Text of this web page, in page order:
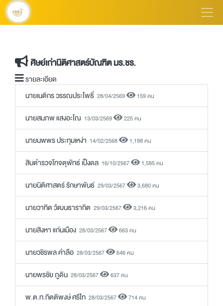
ศิษย์เก่านิติศาสตร์บัณฑิต มร.ชร.
รายละเอียด
นายเนติกร วรรณประโพธิ์ 28/04/2569 159 คน
นายสมภพ แสงอะโณ 13/03/2569 225 คน
นายนพพร ประทุมเหง่า 14/02/2568 1,198 คน
สิบตำรวจโทจตุพัทธ์ เป็งดล 16/10/2567 1,585 คน
นายนิติศาสตร์ รักษาพันธ์ 29/03/2567 3,680 คน
นายวาทิต วัฒนธารากิต 29/03/2567 3,216 คน
นายสิงหา แก่นเมือง 28/03/2567 663 คน
นายวชิรพล คำลือ 28/03/2567 646 คน
นายพรชัย ภูดิน 28/03/2567 637 คน
พ.ต.ท.กิตติพงษ์ ศรีโท 28/03/2567 714 คน